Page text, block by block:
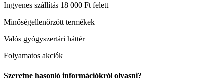
Ingyenes szállítás 18 000 Ft felett
Minőségellenőrzött termékek
Valós gyógyszertári háttér
Folyamatos akciók
Szeretne hasonló információkról olvasni?